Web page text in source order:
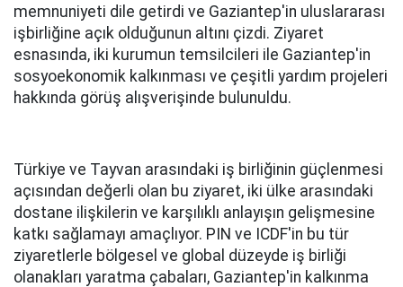
memnuniyeti dile getirdi ve Gaziantep'in uluslararası
işbirliğine açık olduğunun altını çizdi. Ziyaret
esnasında, iki kurumun temsilcileri ile Gaziantep'in
sosyoekonomik kalkınması ve çeşitli yardım projeleri
hakkında görüş alışverişinde bulunuldu.
Türkiye ve Tayvan arasındaki iş birliğinin güçlenmesi
açısından değerli olan bu ziyaret, iki ülke arasındaki
dostane ilişkilerin ve karşılıklı anlayışın gelişmesine
katkı sağlamayı amaçlıyor. PIN ve ICDF'in bu tür
ziyaretlerle bölgesel ve global düzeyde iş birliği
olanakları yaratma çabaları, Gaziantep'in kalkınma